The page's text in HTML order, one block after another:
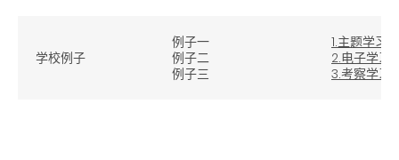
学校例子
例子一
例子二
例子三
1.主题学习
2.电子学习
3.考察学习